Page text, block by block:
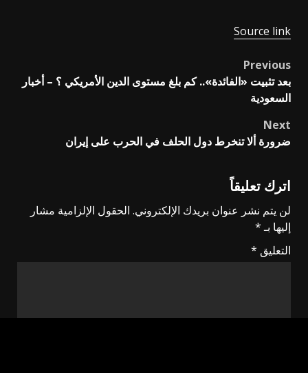
Source link
Post
navigation
Previous
بعد تثبيت «الفائدة».. كم بلغ مستوى الدين الأمريكي ؟ – أخبار
السعودية
Next
ضرورة ألا تنخرط دول الحلف في الحرب على إيران
اترك تعليقاً
لن يتم نشر عنوان بريدك الإلكتروني. الحقول الإلزامية مشار
إليها بـ*
التعليق *